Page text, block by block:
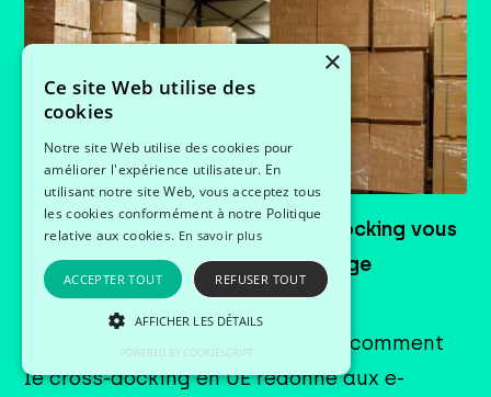
PPWR 2026 : comment le cross-docking vous
met en conformité sur l'emballage
Industrie20/7/2026
PPWR, seuil douanier supprimé : comment
le cross-docking en UE redonne aux e-
×
Ce site Web utilise des
cookies
Notre site Web utilise des cookies pour
améliorer l'expérience utilisateur. En
utilisant notre site Web, vous acceptez tous
les cookies conformément à notre Politique
relative aux cookies. En savoir plus
ACCEPTER TOUT REFUSER TOUT
AFFICHER LES DÉTAILS
POWERED BY COOKIESCRIPT